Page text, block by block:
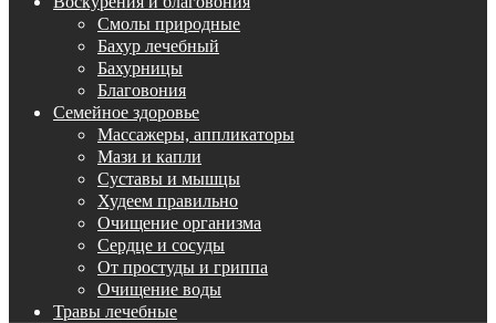
Смолы природные
Бахур лечебный
Бахурницы
Благовония
Семейное здоровье
Массажеры, аппликаторы
Мази и капли
Суставы и мышцы
Худеем правильно
Очищение организма
Сердце и сосуды
От простуды и гриппа
Очищение воды
Травы лечебные